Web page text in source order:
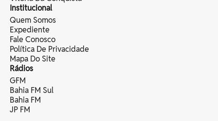
Institucional
Quem Somos
Expediente
Fale Conosco
Política De Privacidade
Mapa Do Site
Rádios
GFM
Bahia FM Sul
Bahia FM
JP FM